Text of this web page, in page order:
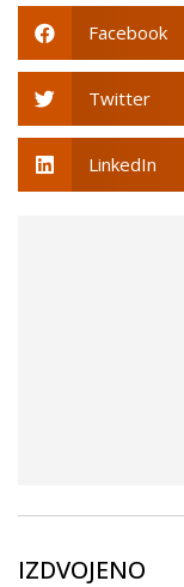
Facebook
Twitter
LinkedIn
IZDVOJENO